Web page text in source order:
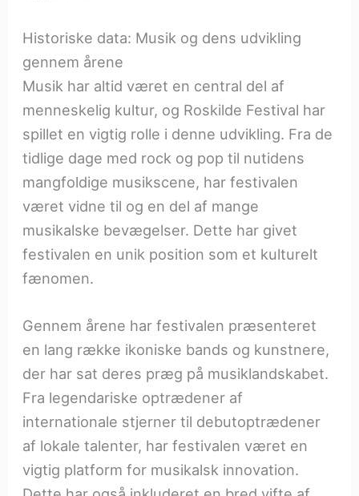
Historiske data: Musik og dens udvikling
gennem årene
Musik har altid været en central del af
menneskelig kultur, og Roskilde Festival har
spillet en vigtig rolle i denne udvikling. Fra de
tidlige dage med rock og pop til nutidens
mangfoldige musikscene, har festivalen
været vidne til og en del af mange
musikalske bevægelser. Dette har givet
festivalen en unik position som et kulturelt
fænomen.
Gennem årene har festivalen præsenteret
en lang række ikoniske bands og kunstnere,
der har sat deres præg på musiklandskabet.
Fra legendariske optrædener af
internationale stjerner til debutoptrædener
af lokale talenter, har festivalen været en
vigtig platform for musikalsk innovation.